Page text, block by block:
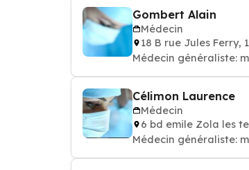
Gombert Alain
Médecin
18 B rue Jules Ferry,
Médecin généraliste:
Célimon Laurence
Médecin
6 bd emile Zola les
Médecin généraliste: